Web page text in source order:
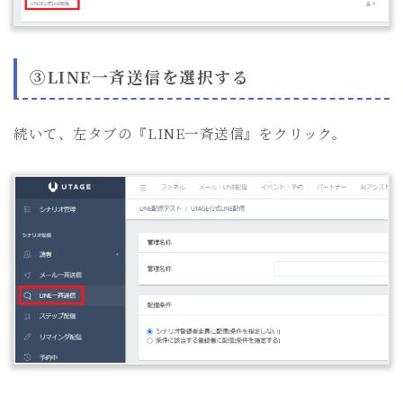
③LINE一斉送信を選択する
続いて、左タブの『LINE一斉送信』をクリック。